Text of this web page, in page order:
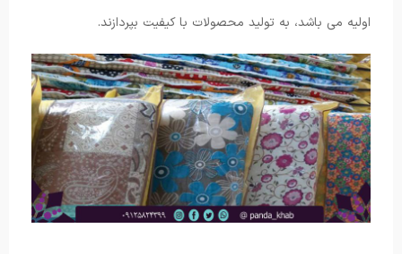
اولیه می باشد، به تولید محصولات با کیفیت بپردازند.